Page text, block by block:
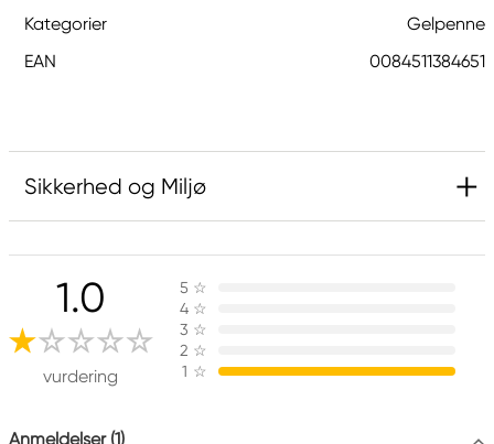
Kategorier
Gelpenne
EAN
0084511384651
Sikkerhed og Miljø
Ansvarlig EU
Sakura
Royal Talens Netherlands
Sophialaan 46
7311 PD Apeldoorn, Netherlands
1.0
vurdering
5 ☆
4 ☆
3 ☆
2 ☆
1 ☆
Anmeldelser (1)